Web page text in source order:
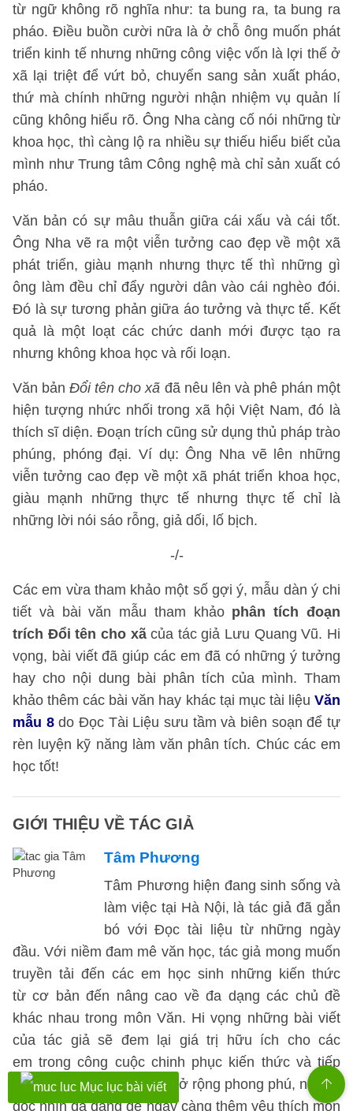
từ ngữ không rõ nghĩa như: ta bung ra, ta bung ra
pháo. Điều buồn cười nữa là ở chỗ ông muốn phát
triển kinh tế nhưng những công việc vốn là lợi thế ở
xã lại triệt để vứt bỏ, chuyển sang sản xuất pháo,
thứ mà chính những người nhận nhiệm vụ quản lí
cũng không hiểu rõ. Ông Nha càng cố nói những từ
khoa học, thì càng lộ ra nhiều sự thiếu hiểu biết của
mình như Trung tâm Công nghệ mà chỉ sản xuất có
pháo.
Văn bản có sự mâu thuẫn giữa cái xấu và cái tốt.
Ông Nha vẽ ra một viễn tưởng cao đẹp về một xã
phát triển, giàu mạnh nhưng thực tế thì những gì
ông làm đều chỉ đẩy người dân vào cái nghèo đói.
Đó là sự tương phản giữa áo tưởng và thực tế. Kết
quả là một loạt các chức danh mới được tạo ra
nhưng không khoa học và rối loạn.
Văn bảnĐổi tên cho xã đã nêu lên và phê phán một
hiện tượng nhức nhối trong xã hội Việt Nam, đó là
thích sĩ diện. Đoạn trích cũng sử dụng thủ pháp trào
phúng, phóng đại. Ví dụ: Ông Nha vẽ lên những
viễn tưởng cao đẹp về một xã phát triển khoa học,
giàu mạnh những thực tế nhưng thực tế chỉ là
những lời nói sáo rỗng, giả dối, lố bịch.
-/-
Các em vừa tham khảo một số gợi ý, mẫu dàn ý chi
tiết và bài văn mẫu tham khảo phân tích đoạn
trích Đổi tên cho xãcủa tác giả Lưu Quang Vũ. Hi
vọng, bài viết đã giúp các em đã có những ý tưởng
hay cho nội dung bài phân tích của mình. Tham
khảo thêm các bài văn hay khác tại mục tài liệu Văn
mẫu 8do Đọc Tài Liệu sưu tầm và biên soạn để tự
rèn luyện kỹ năng làm văn phân tích. Chúc các em
học tốt!
GIỚI THIỆU VỀ TÁC GIẢ
Tâm Phương
Tâm Phương hiện đang sinh sống và
làm việc tại Hà Nội, là tác giả đã gắn
bó với Đọc tài liệu từ những ngày
đầu. Với niềm đam mê văn học, tác giả mong muốn
truyền tải đến các em học sinh những kiến thức
từ cơ bản đến nâng cao về đa dạng các chủ đề
khác nhau trong môn Văn. Hi vọng những bài viết
của tác giả sẽ đem lại giá trị hữu ích cho các
em trong công cuộc chinh phục kiến thức và tiếp
cận với những nội dung mở rộng phong phú, những
góc nhìn đa dạng để ngày càng thêm yêu thích môn
Mục lục bài viết